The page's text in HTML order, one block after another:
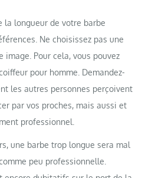
la longueur de votre barbe
Ne choisissez pas une
Pour cela, vous pouvez
pour homme. Demandez-
les autres personnes perçoivent
par vos proches, mais aussi et
professionnel.
une barbe trop longue sera mal
peu professionnelle.